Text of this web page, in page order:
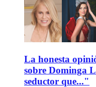
La honesta
sobre Dominga
seductor que..."